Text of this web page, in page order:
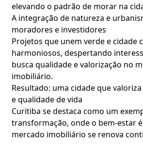
elevando o padrão de morar na
A integração de natureza e
moradores e investidores
Projetos que unem verde e cidade
harmoniosos, despertando
busca qualidade e valorização no
imobiliário.
Resultado: uma cidade que
e qualidade de vida
Curitiba se destaca como um
transformação, onde o bem-estar
mercado imobiliário se renova